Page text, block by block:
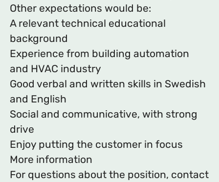
Other expectations would be:
A relevant technical educational
background
Experience from building automation
and HVAC industry
Good verbal and written skills in Swedish
and English
Social and communicative, with strong
drive
Enjoy putting the customer in focus
More information
For questions about the position, contact